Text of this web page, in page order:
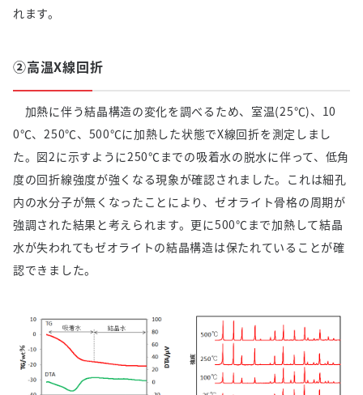
れます。
②高温X線回折
加熱に伴う結晶構造の変化を調べるため、室温(25℃)、10
0℃、250℃、500℃に加熱した状態でX線回折を測定しまし
た。図2に示すように250℃までの吸着水の脱水に伴って、低角
度の回折線強度が強くなる現象が確認されました。これは細孔
内の水分子が無くなったことにより、ゼオライト骨格の周期が
強調された結果と考えられます。更に500℃まで加熱して結晶
水が失われてもゼオライトの結晶構造は保たれていることが確
認できました。